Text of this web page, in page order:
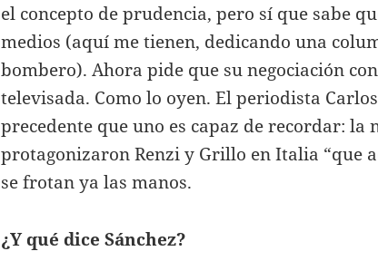
el concepto de prudencia, pero sí que sabe
medios (aquí me tienen, dedicando una
bombero). Ahora pide que su negociación
televisada. Como lo oyen. El periodista
precedente que uno es capaz de recordar: la
protagonizaron Renzi y Grillo en Italia “que
se frotan ya las manos.
¿Y qué dice Sánchez?